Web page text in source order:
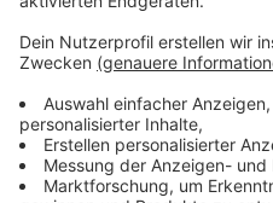
Timur Hahn (8. Januar
Ralf Schnoor (26.
Sebastian Langrock
Thorsten Fischer (17.
aufgrund einer
beantworten)
Nadja Sidikjar (13.